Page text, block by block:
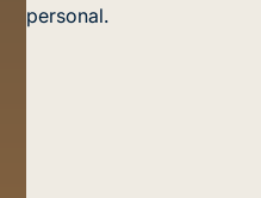
personal.